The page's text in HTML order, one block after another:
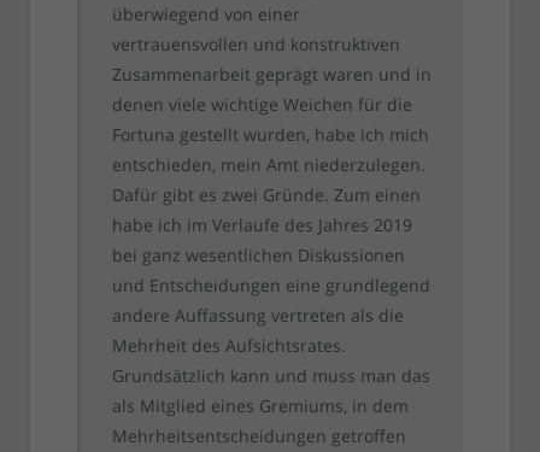
überwiegend von einer
vertrauensvollen und konstruktiven
Zusammenarbeit geprägt waren und in
denen viele wichtige Weichen für die
Fortuna gestellt wurden, habe ich mich
entschieden, mein Amt niederzulegen.
Dafür gibt es zwei Gründe. Zum einen
habe ich im Verlaufe des Jahres 2019
bei ganz wesentlichen Diskussionen
und Entscheidungen eine grundlegend
andere Auffassung vertreten als die
Mehrheit des Aufsichtsrates.
Grundsätzlich kann und muss man das
als Mitglied eines Gremiums, in dem
Mehrheitsentscheidungen getroffen